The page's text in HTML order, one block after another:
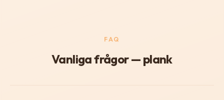
FAQ
Vanliga frågor — plank